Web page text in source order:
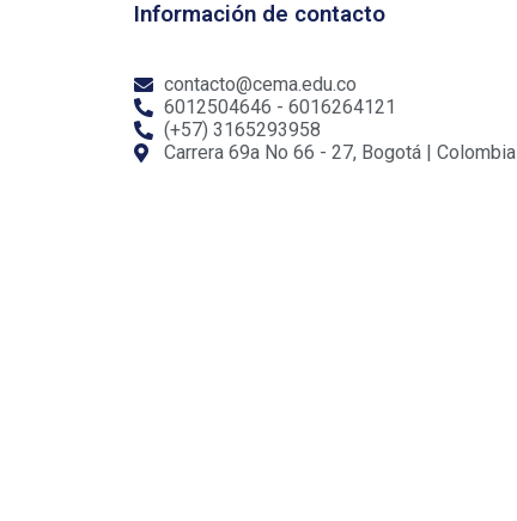
Información de contacto
contacto@cema.edu.co
6012504646 - 6016264121
(+57) 3165293958
Carrera 69a No 66 - 27, Bogotá | Colombia